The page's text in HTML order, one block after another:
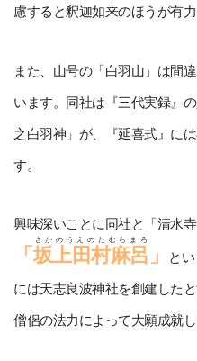
慮すると釈迦如来のほうが有力
また、山号の「白羽山」は間
います。同社は『三代実録』
之白羽神」が、『延喜式』に
す。
興味深いことに同社と「清水
「坂上田村麻呂
さかのうえのたむらまろ
」 と
には天志良波神社を創建した
僧侶の法力によって大願成就